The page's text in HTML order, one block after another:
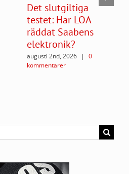
Det slutgiltiga
testet: Har LOA
räddat Saabens
elektronik?
augusti 2nd, 2026 |
0
kommentarer